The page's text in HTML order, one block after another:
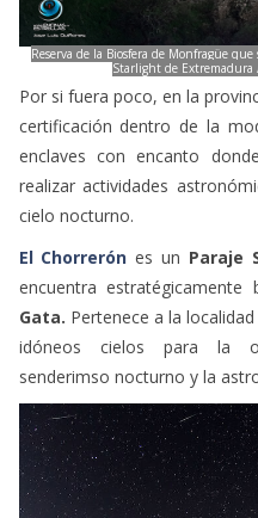
Reserva de la Biosfera de Monfragüe
Starlight de
Por si fuera poco, en la
certificación dentro de la
enclaves con encanto
realizar actividades
cielo nocturno.
El Chorrerónes un Paraje
encuentra
Gata. Pertenece a la
idóneos cielos para la
senderimso nocturno y la